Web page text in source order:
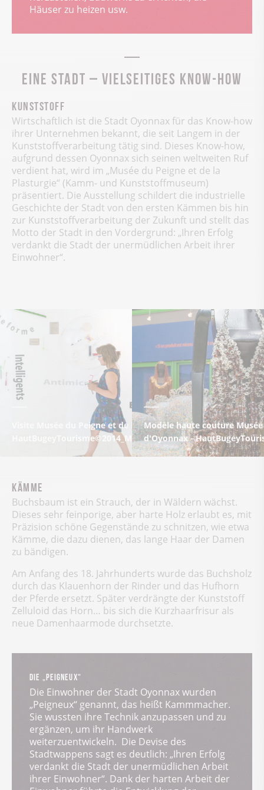
Häuser zu heizen usw.
Eine Stadt – vielseitiges Know-how
Kunststoff
Wirtschaftlich ist die Stadt Oyonnax für das Know-how
ihrer Unternehmen bekannt, die seit Langem in der
Kunststoffverarbeitung tätig sind. Dieses Know-how,
aufgrund dessen Oyonnax sich seinen weltweiten Ruf
verdient hat, wird im „Musée du Peigne et de la
Plasturgie“ (Kamm- und Kunststoffmuseum)
präsentiert. Die Ausstellung schildert die industrielle
Geschichte der Stadt von den ersten Kämmen bis hin
zur Kunststoffverarbeitung der Zukunft und stellt das
Motto der Stadt in den Vordergrund: „Ihren Erfolg
verdankt die Stadt der unermüdlichen Arbeit ihrer
Einwohner“.
Visite Musée du Peigne et de la Plasturgie à Oyonnax -
HautBugeyTourisme©2014_MarcChatelain
Modèle haute couture
d'Oyonnax -
Kämme
Buchsbaum ist ein Strauch, der in Wäldern wächst.
Dieses sehr feinporige, aber harte Holz erlaubt es, mit
Präzision schöne Gegenstände zu schnitzen, wie etwa
Kämme, die dazu dienen, das lange Haar der Damen
zu bändigen.
Am Anfang des 18. Jahrhunderts wurde das Buchsholz
durch das Klauenhorn der Rinder und das Hufhorn
der Pferde ersetzt. Später verdrängte der Kunststoff
Zelluloid das Horn… bis sich die Kurzhaarfrisur als
neue Damenhaarmode durchsetzte.
DIE „PEIGNEUX“
Die Einwohner der Stadt Oyonnax wurden
„Peigneux“ genannt, das heißt Kammmacher.
Sie wussten ihre Technik anzupassen und zu
ergänzen, um ihr Handwerk
weiterzuentwickeln. Die Devise des
Stadtwappens sagt es deutlich: „Ihren Erfolg
verdankt die Stadt der unermüdlichen Arbeit
ihrer Einwohner“. Dank der harten Arbeit der